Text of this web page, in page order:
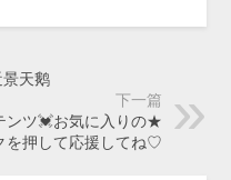
天鹅
下一篇
ンツ💓お気に入りの★
を押して応援してね♡